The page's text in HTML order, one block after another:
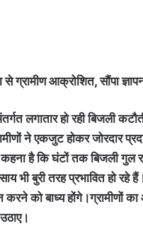
ग्रामीण आक्रोशित, सौंपा
लगातार हो रही बिजली
ने एकजुट होकर जोरदार
कहना है कि घंटों तक बिजली
भी बुरी तरह प्रभावित हो रहे
करने को बाध्य